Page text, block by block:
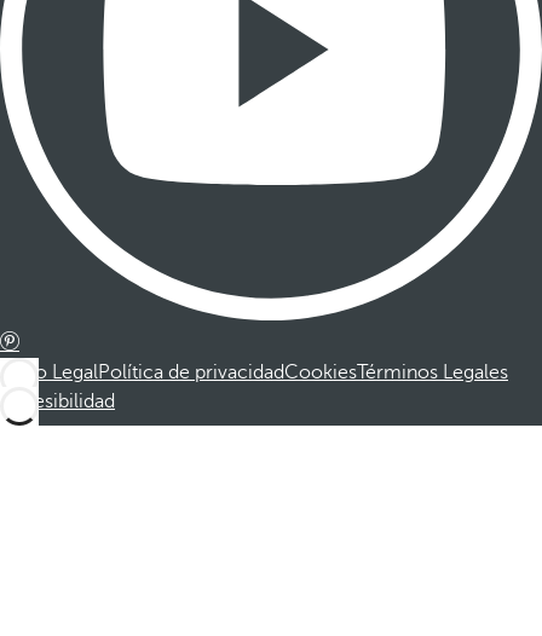
Aviso LegalPolítica de privacidadCookiesTérminos Legales
Accesibilidad